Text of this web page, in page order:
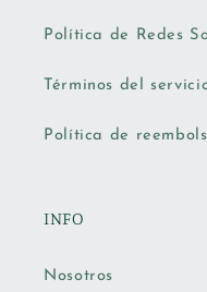
Política de Redes
Términos del
Política de
INFO
Nosotros